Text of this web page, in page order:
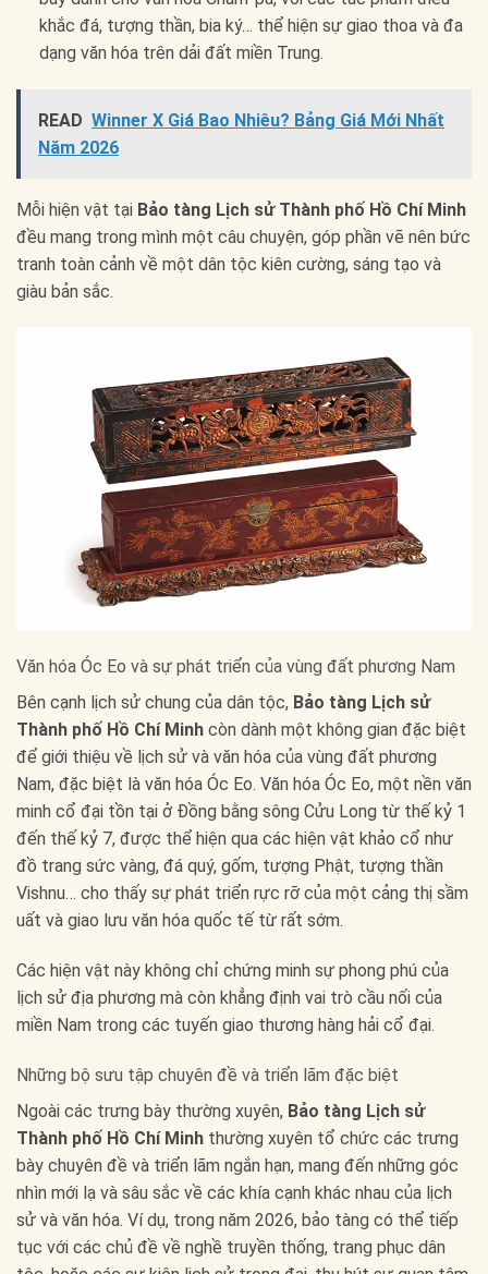
khắc đá, tượng thần, bia ký… thể hiện sự giao thoa và đa
dạng văn hóa trên dải đất miền Trung.
READ Winner X Giá Bao Nhiêu? Bảng Giá Mới Nhất
Năm 2026
Mỗi hiện vật tại Bảo tàng Lịch sử Thành phố Hồ Chí Minh
đều mang trong mình một câu chuyện, góp phần vẽ nên bức
tranh toàn cảnh về một dân tộc kiên cường, sáng tạo và
giàu bản sắc.
Văn hóa Óc Eo và sự phát triển của vùng đất phương Nam
Bên cạnh lịch sử chung của dân tộc, Bảo tàng Lịch sử
Thành phố Hồ Chí Minh còn dành một không gian đặc biệt
để giới thiệu về lịch sử và văn hóa của vùng đất phương
Nam, đặc biệt là văn hóa Óc Eo. Văn hóa Óc Eo, một nền văn
minh cổ đại tồn tại ở Đồng bằng sông Cửu Long từ thế kỷ 1
đến thế kỷ 7, được thể hiện qua các hiện vật khảo cổ như
đồ trang sức vàng, đá quý, gốm, tượng Phật, tượng thần
Vishnu… cho thấy sự phát triển rực rỡ của một cảng thị sầm
uất và giao lưu văn hóa quốc tế từ rất sớm.
Các hiện vật này không chỉ chứng minh sự phong phú của
lịch sử địa phương mà còn khẳng định vai trò cầu nối của
miền Nam trong các tuyến giao thương hàng hải cổ đại.
Những bộ sưu tập chuyên đề và triển lãm đặc biệt
Ngoài các trưng bày thường xuyên, Bảo tàng Lịch sử
Thành phố Hồ Chí Minh thường xuyên tổ chức các trưng
bày chuyên đề và triển lãm ngắn hạn, mang đến những góc
nhìn mới lạ và sâu sắc về các khía cạnh khác nhau của lịch
sử và văn hóa. Ví dụ, trong năm 2026, bảo tàng có thể tiếp
tục với các chủ đề về nghề truyền thống, trang phục dân